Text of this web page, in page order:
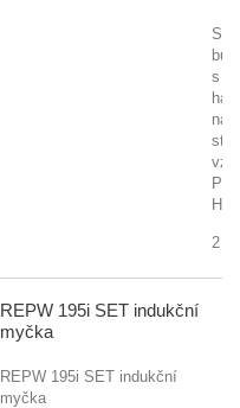
s
na
2
REPW 195i SET indukční
myčka
REPW 195i SET indukční
myčka